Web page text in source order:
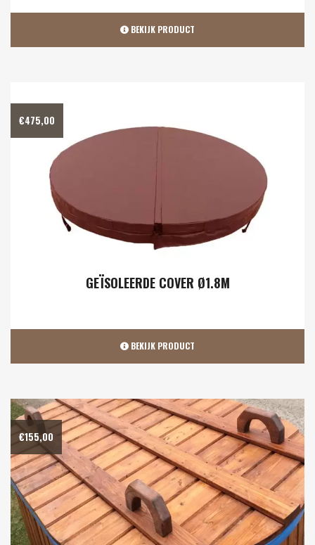
BEKIJK PRODUCT
€475,00
GEÏSOLEERDE COVER Ø1.8M
BEKIJK PRODUCT
€155,00